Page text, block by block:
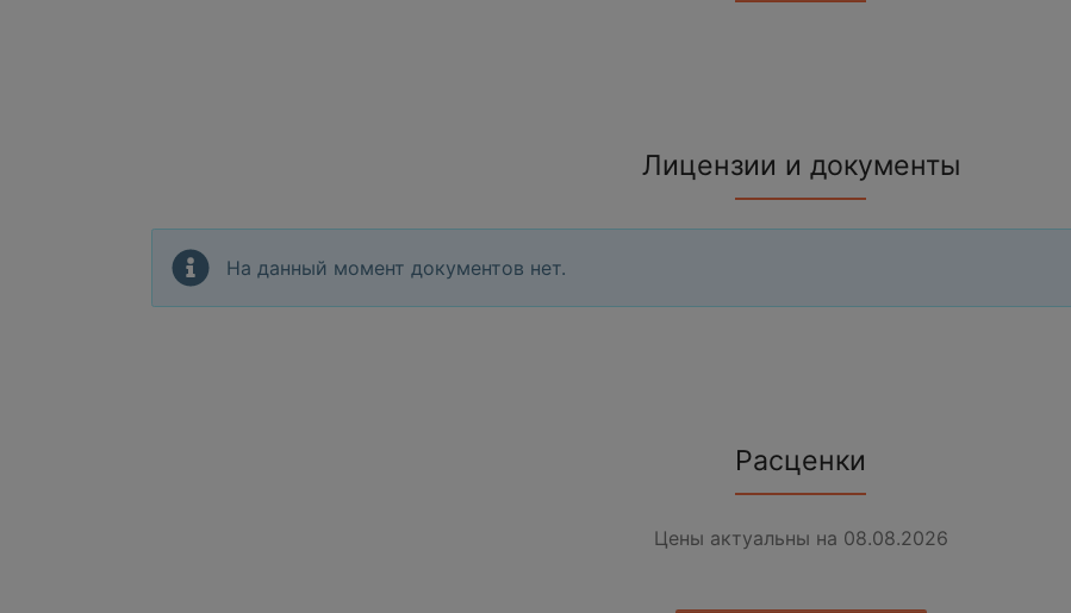
Лицензии и документы
На данный момент документов нет.
Расценки
Цены актуальны на 08.08.2026